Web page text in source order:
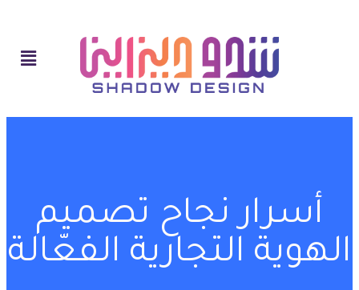
أسرار نجاح تصميم
الهوية التجارية الفعّالة